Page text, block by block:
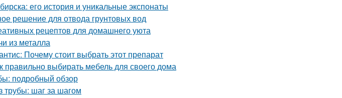
его история и уникальные экспонаты
решение для отвода грунтовых вод
рецептов для домашнего уюта
из металла
Почему стоит выбрать этот препарат
выбирать мебель для своего дома
подробный обзор
трубы: шаг за шагом